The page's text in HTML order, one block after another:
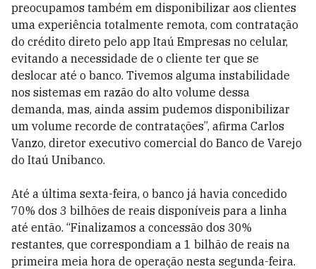
preocupamos também em disponibilizar aos clientes
uma experiência totalmente remota, com contratação
do crédito direto pelo app Itaú Empresas no celular,
evitando a necessidade de o cliente ter que se
deslocar até o banco. Tivemos alguma instabilidade
nos sistemas em razão do alto volume dessa
demanda, mas, ainda assim pudemos disponibilizar
um volume recorde de contratações”, afirma Carlos
Vanzo, diretor executivo comercial do Banco de Varejo
do Itaú Unibanco.
Até a última sexta-feira, o banco já havia concedido
70% dos 3 bilhões de reais disponíveis para a linha
até então. “Finalizamos a concessão dos 30%
restantes, que correspondiam a 1 bilhão de reais na
primeira meia hora de operação nesta segunda-feira.